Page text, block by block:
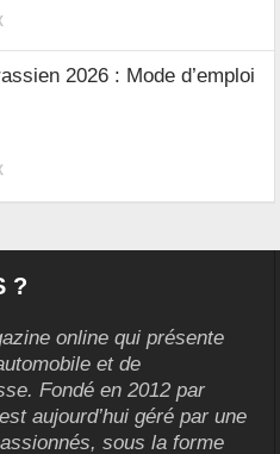
2026 : Mode d’emploi
?
online qui présente
et de
Fondé en 2012 par
aujourd’hui géré par une
sous la forme